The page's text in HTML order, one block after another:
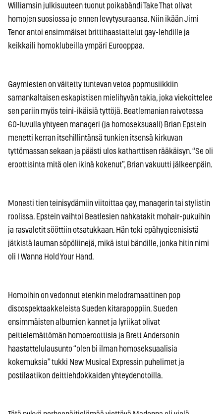
Williamsin julkisuuteen tuonut poikabändi Take That olivat
homojen suosiossa jo ennen levytysuraansa. Niin ikään Jimi
Tenor antoi ensimmäiset brittihaastattelut gay-lehdille ja
keikkaili homoklubeilla ympäri Eurooppaa.
Gaymiesten on väitetty tuntevan vetoa popmusiikkiin
samankaltaisen eskapistisen mielihyvän takia, joka viekoittelee
sen pariin myös teini-ikäisiä tyttöjä. Beatlemanian raivotessa
60-luvulla yhtyeen manageri (ja homoseksuaali) Brian Epstein
menetti kerran itsehillintänsä tunkien itsensä kirkuvan
tyttömassan sekaan ja päästi ulos katharttisen rääkäisyn. “Se oli
eroottisinta mitä olen ikinä kokenut”, Brian vakuutti jälkeenpäin.
Monesti tien teinisydämiin viitoittaa gay, managerin tai stylistin
roolissa. Epstein vaihtoi Beatlesien nahkatakit mohair-pukuihin
ja rasvaletit sööttiin otsatukkaan. Hän teki epähygieenisistä
jätkistä lauman söpöliinejä, mikä istui bändille, jonka hitin nimi
oli I Wanna Hold Your Hand.
Homoihin on vedonnut etenkin melodramaattinen pop
discospektaakkeleista Sueden kitarapoppiin. Sueden
ensimmäisten albumien kannet ja lyriikat olivat
peittelemättömän homoeroottisia ja Brett Andersonin
haastattelulausunto “olen bi ilman homoseksuaalisia
kokemuksia” tukki New Musical Expressin puhelimet ja
postilaatikon deittiehdokkaiden yhteydenotoilla.